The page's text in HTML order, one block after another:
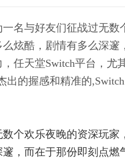
名与好友们征战过无
炫酷，剧情有多么深
任天堂Switch平台，尤
出的握感和精准的
个欢乐夜晚的资深玩
，而在于那份即刻点